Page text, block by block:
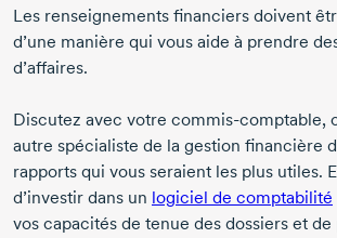
Les renseignements financiers doivent
d’une manière qui vous aide à prendre
d’affaires.
Discutez avec votre commis-comptable,
autre spécialiste de la gestion financière
rapports qui vous seraient les plus utiles.
d’investir dans un logiciel de comptabilité
vos capacités de tenue des dossiers et